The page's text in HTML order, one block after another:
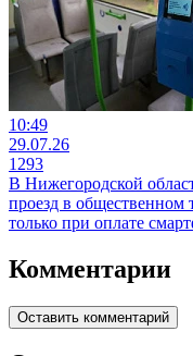
10:49
29.07.26
1293
В Нижегородской
проезд в общественном
только при оплате
Комментарии
Оставить комментарий